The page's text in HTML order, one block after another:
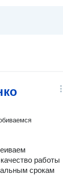
работы
срокам